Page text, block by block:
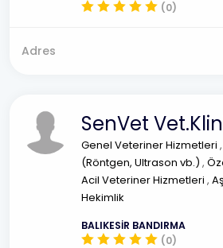
(0)
Adres
SenVet
Genel Veteriner Hizmetleri ,
(Röntgen, Ultrason vb.) ,
Acil Veteriner Hizmetleri ,
Hekimlik
BALIKESİR BANDIRMA
(0)